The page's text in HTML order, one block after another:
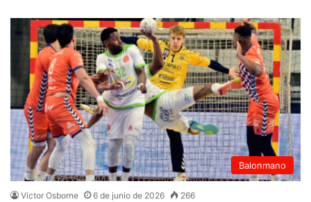
Balonmano
Victor Osborne 6 de junio de 2026 266